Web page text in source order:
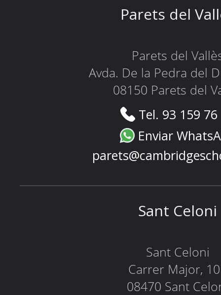
Parets del
Parets del
Avda. De la Pedra del
08150 Parets del
Tel. 93 159
Enviar
Sant Celoni
Sant Celoni
Carrer Major,
08470 Sant